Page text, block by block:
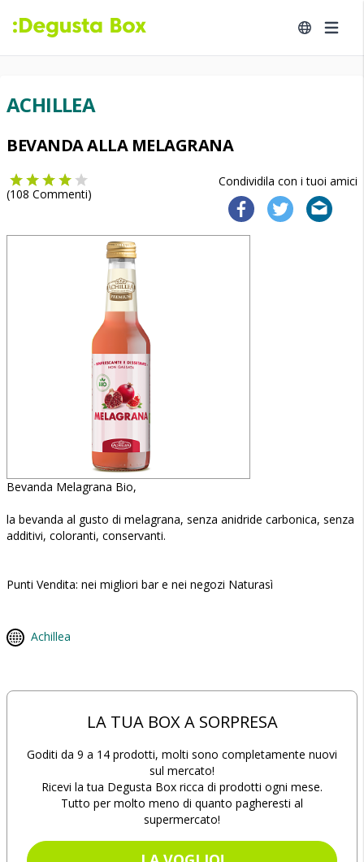
ACHILLEA
BEVANDA ALLA MELAGRANA
Condividila con i tuoi amici
(108 Commenti)
Bevanda Melagrana Bio,
la bevanda al gusto di melagrana, senza anidride carbonica, senza
additivi, coloranti, conservanti.
Punti Vendita: nei migliori bar e nei negozi Naturasì
Achillea
LA TUA BOX A SORPRESA
Goditi da 9 a 14 prodotti, molti sono completamente nuovi
sul mercato!
Ricevi la tua Degusta Box ricca di prodotti ogni mese.
Tutto per molto meno di quanto pagheresti al
supermercato!